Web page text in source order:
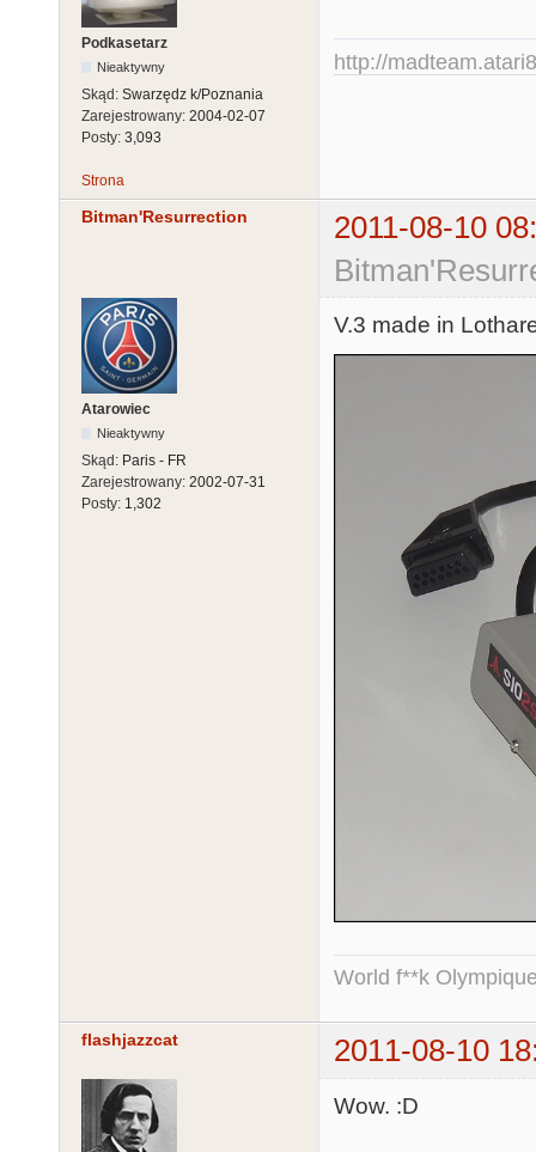
Podkasetarz
Nieaktywny
Skąd: Swarzędz k/Poznania
Zarejestrowany: 2004-02-07
Posty: 3,093
http://
Strona
Bitman'Resurrection
2011-08-10
Atarowiec
Nieaktywny
Skąd: Paris - FR
Zarejestrowany: 2002-07-31
Posty: 1,302
V.3 made in
World f**k
flashjazzcat 2011-08-10
Wow. :D